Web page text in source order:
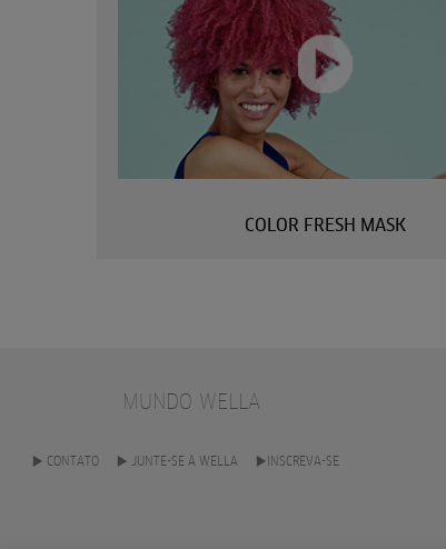
COLOR FRESH MASK
MUNDO WELLA
CONTATO JUNTE-SE À WELLA INSCREVA-SE